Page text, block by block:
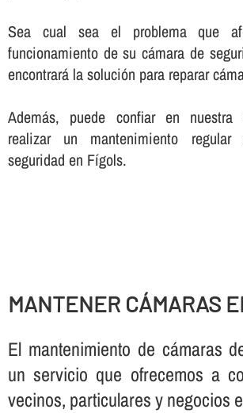
Sea cual sea el problema que
funcionamiento de su cámara de
encontrará la solución para reparar
Además, puede confiar en nuestra
realizar un mantenimiento
seguridad en Fígols.
MANTENER CÁMARAS
El mantenimiento de cámaras
un servicio que ofrecemos a
vecinos, particulares y negocios